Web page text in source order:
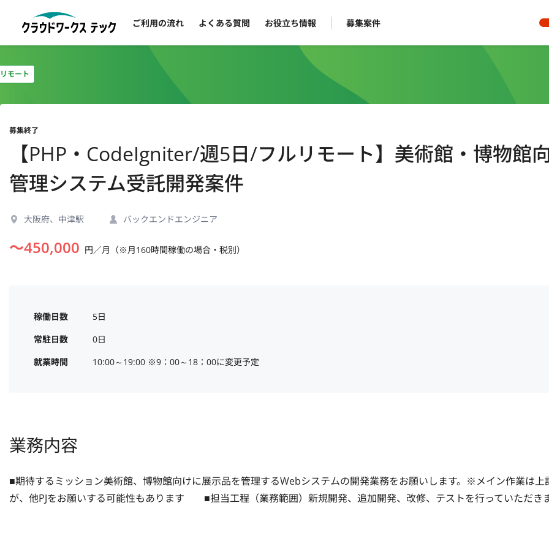
ご利用の流れ よくある質問 お役立ち情報 募集案件
モート
募集終了
【PHP・CodeIgniter/週5日/フルリモート】美術館・博物館
管理システム受託開発案件
大阪府、中津駅 バックエンドエンジニア
〜450,000 円／月（※月160時間稼働の場合・税別）
稼働日数
5日
常駐日数
0日
就業時間
10:00～19:00 ※9：00～18：00に変更予定
業務内容
■期待するミッション美術館、博物館向けに展示品を管理するWebシステムの開発業務をお願いします。※メイン作業は上
が、他PJをお願いする可能性もあります　　■担当工程（業務範囲）新規開発、追加開発、改修、テストを行っていただきま